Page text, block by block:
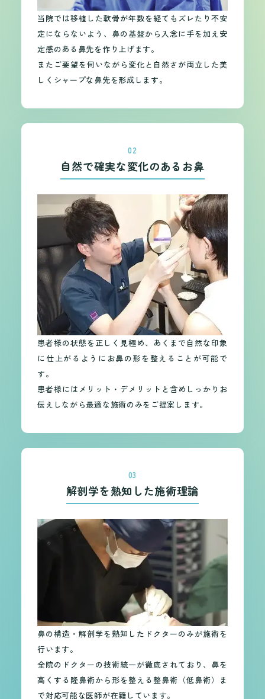
当院では移植した軟骨が年数を経てもズレたり不安
定にならないよう、鼻の基盤から入念に手を加え安
定感のある鼻先を作り上げます。
またご要望を伺いながら変化と自然さが両立した美
しくシャープな鼻先を形成します。
02
自然で確実な変化のあるお鼻
患者様の状態を正しく見極め、あくまで自然な印象
に仕上がるようにお鼻の形を整えることが可能で
す。
患者様にはメリット・デメリットと含めしっかりお
伝えしながら最適な施術のみをご提案します。
03
解剖学を熟知した施術理論
鼻の構造・解剖学を熟知したドクターのみが施術を
行います。
全院のドクターの技術統一が徹底されており、鼻を
高くする隆鼻術から形を整える整鼻術（低鼻術）ま
で対応可能な医師が在籍しています。